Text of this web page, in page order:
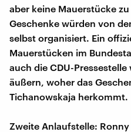
aber keine Mauerstücke
Geschenke würden von
selbst organisiert. Ein
Mauerstücken im
auch die CDU-
äußern, woher das
Tichanowskaja herkommt.
Zweite Anlaufstelle: